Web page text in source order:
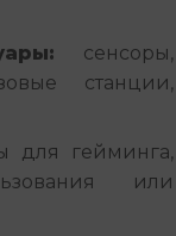
сенсоры,
станции,
для гейминга,
или